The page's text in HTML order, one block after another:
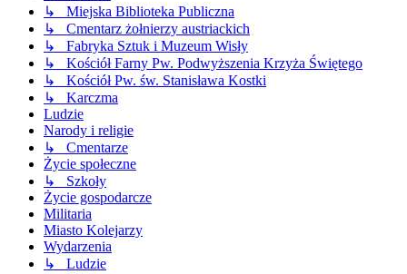
↳ Miejska Biblioteka Publiczna
↳ Cmentarz żołnierzy austriackich
↳ Fabryka Sztuk i Muzeum Wisły
↳ Kościół Farny Pw. Podwyższenia Krzyża Świętego
↳ Kościół Pw. św. Stanisława Kostki
↳ Karczma
Ludzie
Narody i religie
↳ Cmentarze
Życie społeczne
↳ Szkoły
Życie gospodarcze
Militaria
Miasto Kolejarzy
Wydarzenia
↳ Ludzie